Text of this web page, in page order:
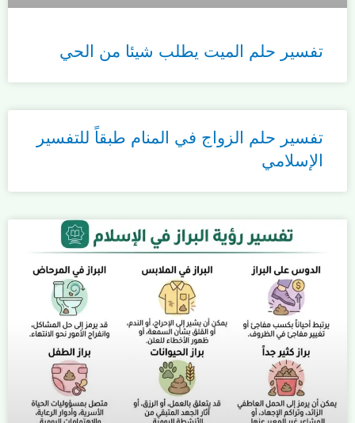
تفسير حلم الميت يطلب شيئا من الحي
تفسير حلم الزواج في المنام طبقاً للتفسير
الإسلامي